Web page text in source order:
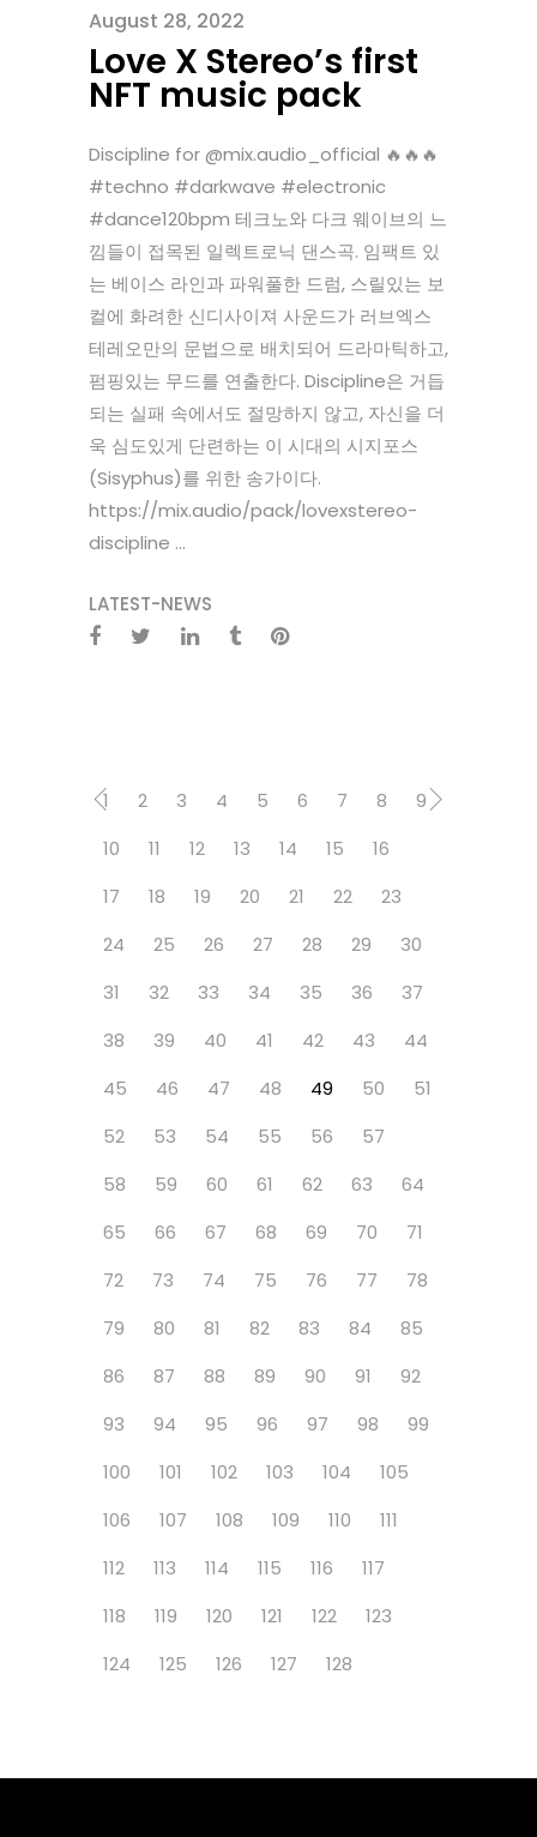
August 28, 2022
Love X Stereo’s first
NFT music pack
Discipline for @mix.audio_official 🔥🔥🔥
#techno #darkwave #electronic
#dance120bpm 테크노와 다크 웨이브의 느
낌들이 접목된 일렉트로닉 댄스곡. 임팩트 있
는 베이스 라인과 파워풀한 드럼, 스릴있는 보
컬에 화려한 신디사이져 사운드가 러브엑스
테레오만의 문법으로 배치되어 드라마틱하고,
펌핑있는 무드를 연출한다. Discipline은 거듭
되는 실패 속에서도 절망하지 않고, 자신을 더
욱 심도있게 단련하는 이 시대의 시지포스
(Sisyphus)를 위한 송가이다.
https://mix.audio/pack/lovexstereo-
discipline ...
LATEST-NEWS
1 2 3 4 5 6 7 8
9
10
11 12 13 14 15
16
17
18 19 20 21 22
23
24
25 26 27 28 29
30
31
32 33 34 35 36
37
38
39 40 41 42 43
44
45
46 47 48 49 50
51
52
53 54 55 56
57
58
59 60 61 62 63
64
65
66 67 68 69 70
71
72
73 74 75 76 77
78
79
80 81 82 83 84
85
86
87 88 89 90 91
92
93
94 95 96 97 98
99
100
101 102 103 104
105
106
107 108 109 110
111
112
113 114 115 116
117
118
119 120 121 122
123
124
125 126 127 128